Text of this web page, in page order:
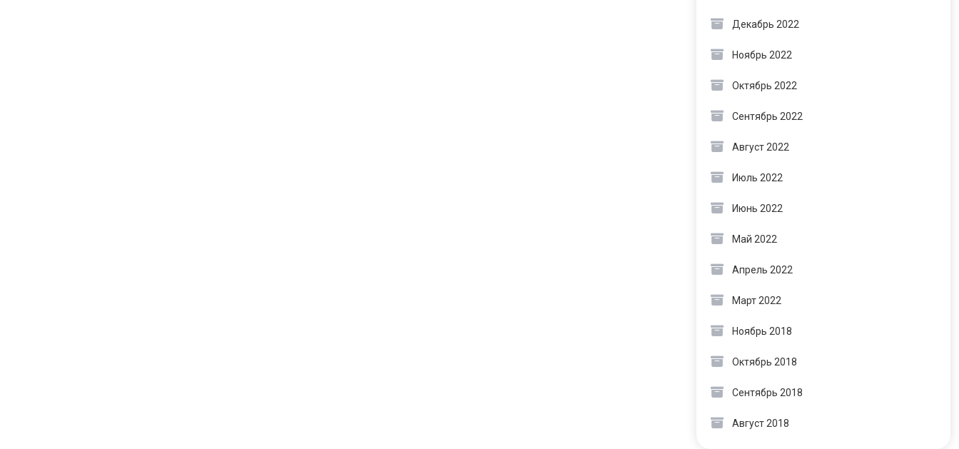
Декабрь 2022
Ноябрь 2022
Октябрь 2022
Сентябрь 2022
Август 2022
Июль 2022
Июнь 2022
Май 2022
Апрель 2022
Март 2022
Ноябрь 2018
Октябрь 2018
Сентябрь 2018
Август 2018